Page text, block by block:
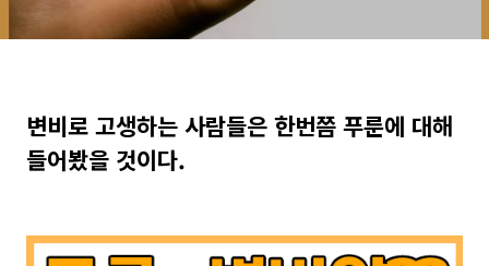
변비로 고생하는 사람들은 한번쯤 푸룬에 대해
들어봤을 것이다.